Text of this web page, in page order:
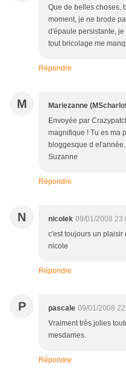
Que de belles choses,
moment, je ne brode
d'épaule persistante,
tout bricolage me
Répondre
M Mariezanne
Envoyée par
magnifique ! Tu es ma
bloggesque d
Suzanne
Répondre
N nicolek 09/01/2008
c'est toujours un plaisir
nicole
Répondre
P pascale 09/01/2008
Vraiment très jolies
mesdames.
Répondre